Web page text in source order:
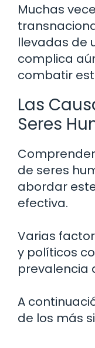
Muchas
llevadas de
complica
combatir
Las
Seres
de seres
abordar
efectiva.
Varias
y políticos
prevalencia
A
de los más